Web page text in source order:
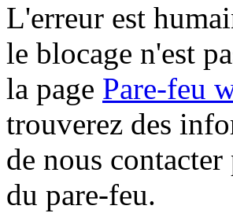
L'erreur est
le blocage n'est
la page Pare-feu
trouverez des
de nous
du pare-feu.